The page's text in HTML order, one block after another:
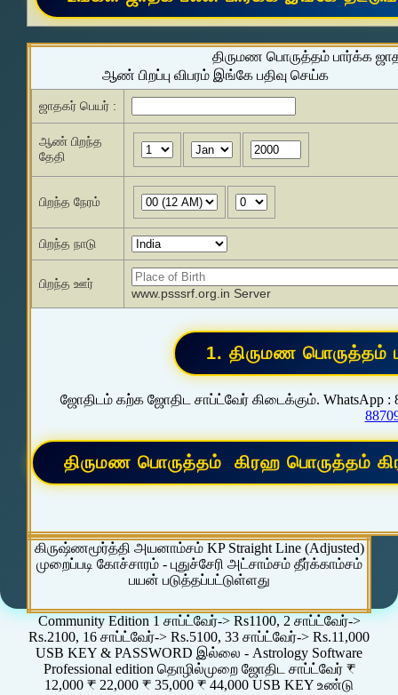
திருமண பொருத்தம் பார்க்க
ஆண் பிறப்பு விபரம் இங்கே பதிவு செய்க
ஜாதகர் பெயர் :
ஆண் பிறந்த
தேதி
பிறந்த நேரம்
பிறந்த நாடு
பிறந்த ஊர்
www.psssrf.org.in Server
ஜோதிடம் கற்க ஜோதிட சாப்ட்வேர் கிடைக்கும். WhatsApp :
கிருஷ்ணமூர்த்தி அயனாம்சம் KP Straight Line (Adjusted)
முறைப்படி கோச்சாரம் - புதுச்சேரி அட்சாம்சம் தீர்க்காம்சம்
பயன் படுத்தப்பட்டுள்ளது
Community Edition 1 சாப்ட்வேர்-> Rs1100, 2 சாப்ட்வேர்->
Rs.2100, 16 சாப்ட்வேர்-> Rs.5100, 33 சாப்ட்வேர்-> Rs.11,000
USB KEY & PASSWORD இல்லை - Astrology Software
Professional edition தொழில்முறை ஜோதிட சாப்ட்வேர் ₹
12,000 ₹ 22,000 ₹ 35,000 ₹ 44,000 USB KEY உண்டு